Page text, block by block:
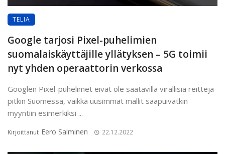
TELIA
Google tarjosi Pixel-puhelimien
suomalaiskäyttäjille yllätyksen – 5G toimii
nyt yhden operaattorin verkossa
Googlen Pixel-puhelimet eivät ole saatavilla virallisia reittejä
pitkin Suomessa, vaikka uusimmat mallit saapuivatkin
myyntiin esimerkiksi ...
Kirjoittanut Eero Salminen 22.12.2022